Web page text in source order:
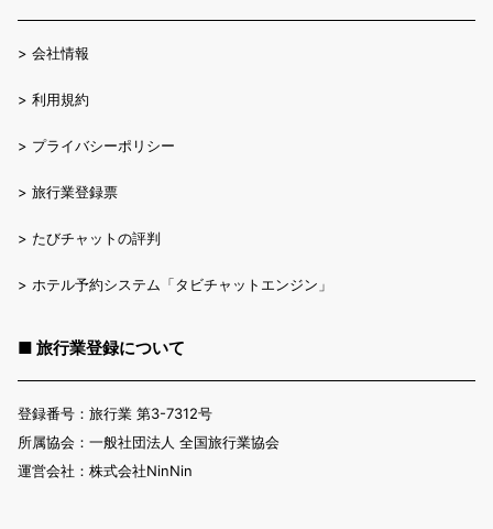
> 会社情報
> 利用規約
> プライバシーポリシー
> 旅行業登録票
> たびチャットの評判
> ホテル予約システム「タビチャットエンジン」
■ 旅行業登録について
登録番号：旅行業 第3-7312号
所属協会：一般社団法人 全国旅行業協会
運営会社：株式会社NinNin